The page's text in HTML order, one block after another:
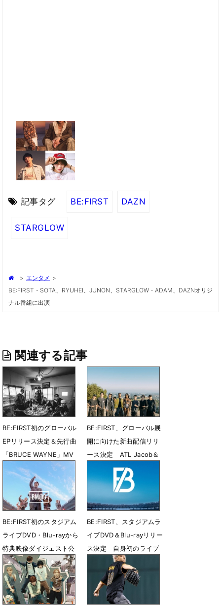
記事タグ BE:FIRST DAZN
STARGLOW
> エンタメ >
BE:FIRST・SOTA、RYUHEI、JUNON、STARGLOW・ADAM、DAZNオリジ
ナル番組に出演
関連する記事
BE:FIRST初のグローバル
EPリリース決定＆先行曲
「BRUCE WAYNE」MV
7月31日 23時27分
BE:FIRST、グローバル展
開に向けた新曲配信リリ
ース決定 ATL Jacob＆
Flo Milliとコラボ
7月28日 08時00分
BE:FIRST初のスタジアム
ライブDVD・Blu-rayから
特典映像ダイジェスト公
開
7月26日 12時42分
BE:FIRST、スタジアムラ
イブDVD＆Blu-rayリリー
ス決定 自身初のライブ
音源CDも収録
7月21日 13時56分